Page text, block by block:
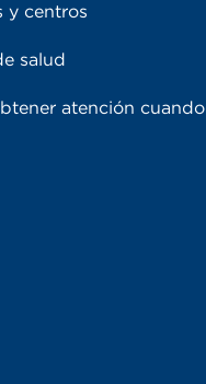
y centros
salud
atención cuando